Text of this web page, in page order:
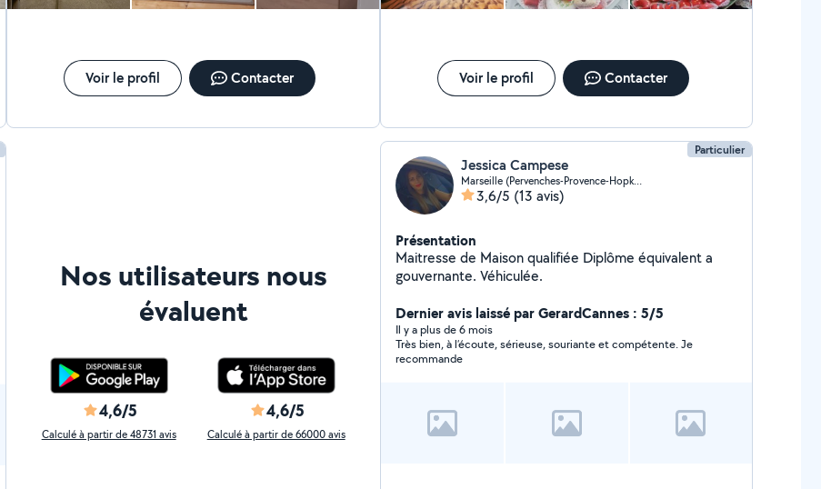
Voir le profil Contacter Voir le profil Contacter
Nos utilisateurs nous
évaluent
4,6/5
Calculé à partir de 48731 avis
4,6/5
Calculé à partir de 66000 avis
Particulier
Jessica Campese
Marseille (Pervenches-Provence-Hopkinson)
3,6/5 (13 avis)
Présentation
Maitresse de Maison qualifiée Diplôme équivalent a
gouvernante. Véhiculée.
Dernier avis laissé par GerardCannes : 5/5
Il y a plus de 6 mois
Très bien, à l’écoute, sérieuse, souriante et compétente. Je
recommande